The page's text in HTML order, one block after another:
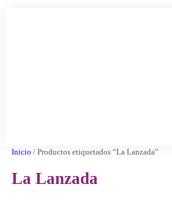
Inicio / Productos etiquetados “La Lanzada”
La Lanzada